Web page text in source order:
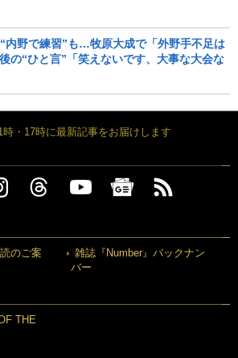
内野で練習”も…牧原大成で「外野手不足は
の“ひと言”「笑えないです、大事な大会な
時・17時に最新記事をお届けします
のご案
雑誌『Number』バックナン
バー
THE